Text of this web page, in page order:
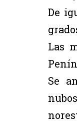
De
Las
Se